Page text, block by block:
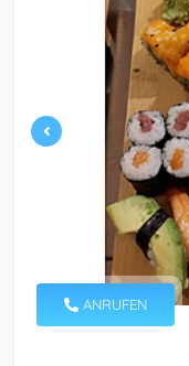
ANRUFEN